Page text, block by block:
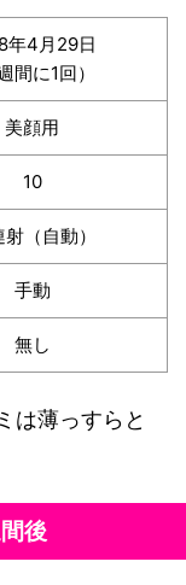
年4月29日
間に1回）
美顔用
10
（自動）
手動
無し
は薄っすらと
後